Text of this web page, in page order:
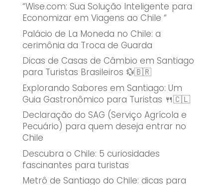
“Wise.com: Sua Solução Inteligente para
Economizar em Viagens ao Chile “
Palácio de La Moneda no Chile: a
cerimônia da Troca de Guarda
Dicas de Casas de Câmbio em Santiago
para Turistas Brasileiros 💱🇧🇷
Explorando Sabores em Santiago: Um
Guia Gastronômico para Turistas 🍴🇨🇱
Declaração do SAG (Serviço Agrícola e
Pecuário) para quem deseja entrar no
Chile
Descubra o Chile: 5 curiosidades
fascinantes para turistas
Metrô de Santiago do Chile: dicas para